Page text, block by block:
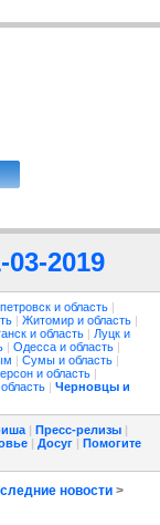
2019
и область |
| Житомир и область |
и область | Луцк и
| Одесса и область |
| Сумы и область |
и область |
| Черновцы и
| Пресс-релизы |
| Досуг | Помогите
новости >